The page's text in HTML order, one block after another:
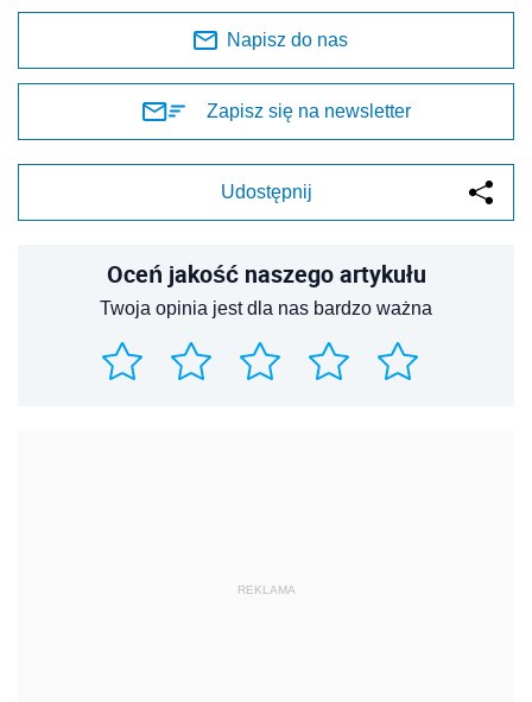
Napisz do nas
Zapisz się na newsletter
Udostępnij
Oceń jakość naszego artykułu
Twoja opinia jest dla nas bardzo ważna
REKLAMA